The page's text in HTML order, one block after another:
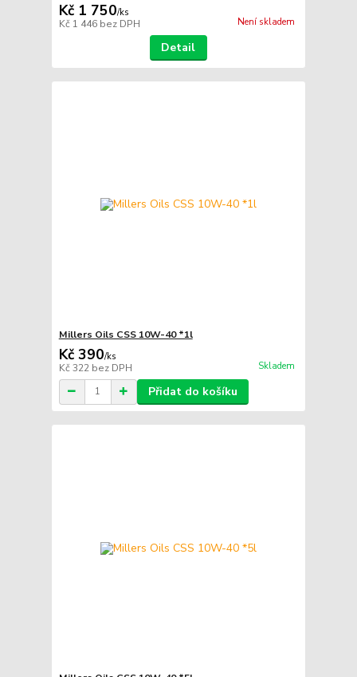
Kč 1 750/ks
Kč 1 446 bez DPH Není skladem
Detail
Millers Oils CSS 10W-40 *1l
Kč 390/ks
Kč 322 bez DPH Skladem
Přidat do košíku